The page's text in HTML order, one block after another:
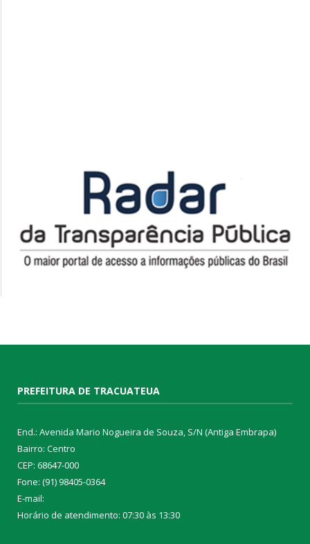
PREFEITURA DE TRACUATEUA
End.: Avenida Mario Nogueira de Souza, S/N (Antiga Embrapa)
Bairro: Centro
CEP: 68647-000
Fone: (91) 98405-0364
E-mail:
Horário de atendimento: 07:30 às 13:30